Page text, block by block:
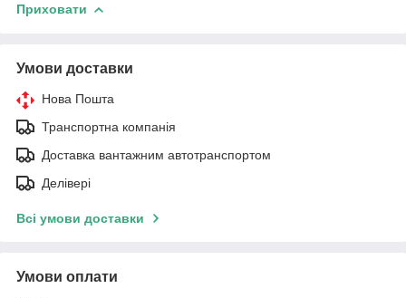
Приховати
Умови доставки
Нова Пошта
Транспортна компанія
Доставка вантажним автотранспортом
Делівері
Всі умови доставки
Умови оплати